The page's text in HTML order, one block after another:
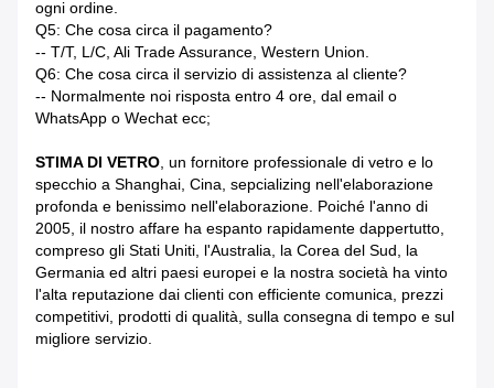
ogni ordine.
Q5: Che cosa circa il pagamento?
-- T/T, L/C, Ali Trade Assurance, Western Union.
Q6: Che cosa circa il servizio di assistenza al cliente?
-- Normalmente noi risposta entro 4 ore, dal email o
WhatsApp o Wechat ecc;
STIMA DI VETRO, un fornitore professionale di vetro e lo
specchio a Shanghai, Cina, sepcializing nell'elaborazione
profonda e benissimo nell'elaborazione. Poiché l'anno di
2005, il nostro affare ha espanto rapidamente dappertutto,
compreso gli Stati Uniti, l'Australia, la Corea del Sud, la
Germania ed altri paesi europei e la nostra società ha vinto
l'alta reputazione dai clienti con efficiente comunica, prezzi
competitivi, prodotti di qualità, sulla consegna di tempo e sul
migliore servizio.